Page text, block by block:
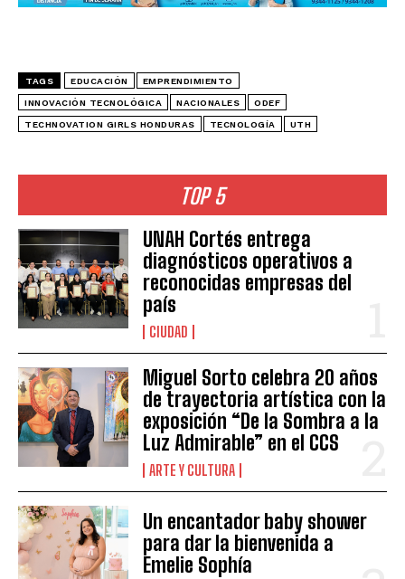
TOP 5
UNAH Cortés entrega
diagnósticos operativos a
reconocidas empresas del
país
CIUDAD
Miguel Sorto celebra 20 años
de trayectoria artística con la
exposición “De la Sombra a la
Luz Admirable” en el CCS
ARTE Y CULTURA
Un encantador baby shower
para dar la bienvenida a
Emelie Sophía
TAGS EDUCACIÓN EMPRENDIMIENTO
INNOVACIÓN TECNOLÓGICA NACIONALES ODEF
TECHNOVATION GIRLS HONDURAS TECNOLOGÍA UTH